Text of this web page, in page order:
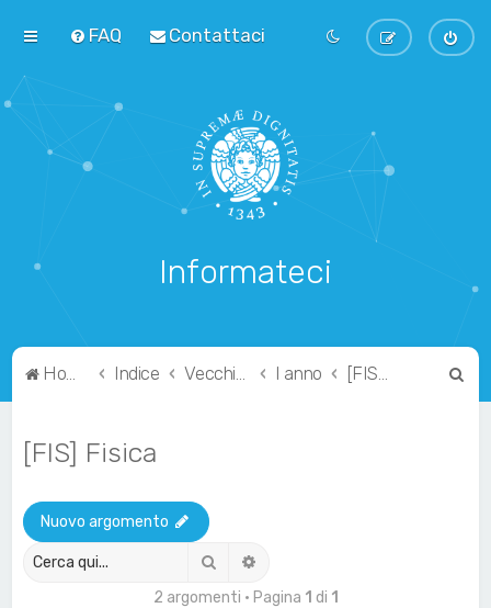
FAQ Contattaci
Informateci
Home Indice Vecchio Ordinamento I anno [FIS] Fisica
[FIS] Fisica
Nuovo argomento
Cerca
2 argomenti • Pagina 1 di 1